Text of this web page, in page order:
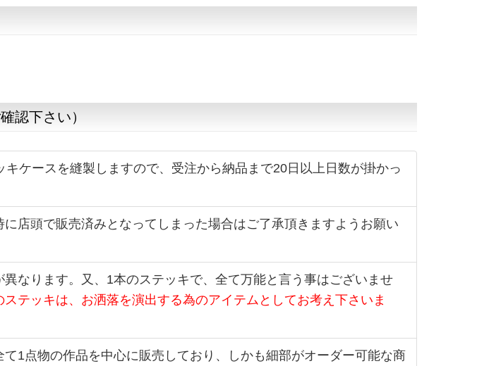
認下さい）
ケースを縫製しますので、受注から納品まで20日以上日数が掛かっ
店頭で販売済みとなってしまった場合はご了承頂きますようお願い
なります。又、1本のステッキで、全て万能と言う事はございませ
テッキは、お洒落を演出する為のアイテムとしてお考え下さいま
1点物の作品を中心に販売しており、しかも細部がオーダー可能な商